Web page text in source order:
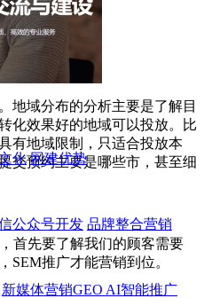
域分布的分析主要是了解目
化效果好的地域可以投放。比
有地域限制，只适合投放本
交预约主要是哪些市，甚至细
先要了解我们的顾客需要
SEM推广才能营销到位。
化 网建优势
公众号开发 品牌整合营销
新媒体营销GEO AI智能推广